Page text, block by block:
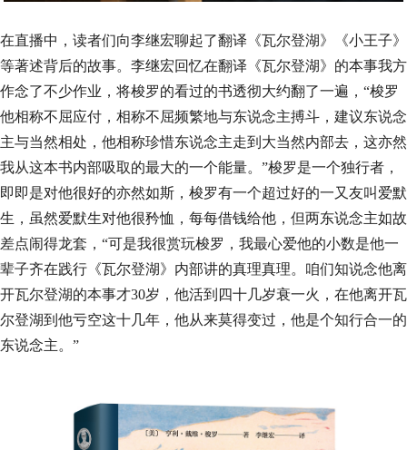
在直播中，读者们向李继宏聊起了翻译《瓦尔登湖》《小王子》
等著述背后的故事。李继宏回忆在翻译《瓦尔登湖》的本事我方
作念了不少作业，将梭罗的看过的书透彻大约翻了一遍，“梭罗
他相称不屈应付，相称不屈频繁地与东说念主搏斗，建议东说念
主与当然相处，他相称珍惜东说念主走到大当然内部去，这亦然
我从这本书内部吸取的最大的一个能量。”梭罗是一个独行者，
即即是对他很好的亦然如斯，梭罗有一个超过好的一又友叫爱默
生，虽然爱默生对他很矜恤，每每借钱给他，但两东说念主如故
差点闹得龙套，“可是我很赏玩梭罗，我最心爱他的小数是他一
辈子齐在践行《瓦尔登湖》内部讲的真理真理。咱们知说念他离
开瓦尔登湖的本事才30岁，他活到四十几岁衰一火，在他离开瓦
尔登湖到他亏空这十几年，他从来莫得变过，他是个知行合一的
东说念主。”